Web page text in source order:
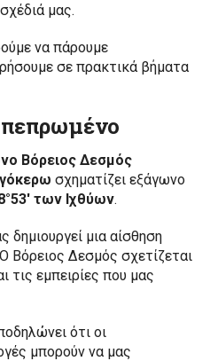
μας.
να πάρουμε
σε πρακτικά βήματα
Βόρειος Δεσμός
σχηματίζει εξάγωνο
των Ιχθύων.
δημιουργεί μια αίσθηση
Βόρειος Δεσμός σχετίζεται
τις εμπειρίες που μας
ότι οι
μπορούν να μας